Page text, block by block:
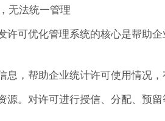
无法统一管理
可优化管理系统的核心是帮助
，帮助企业统计许可使用情况
。对许可进行授信、分配、预